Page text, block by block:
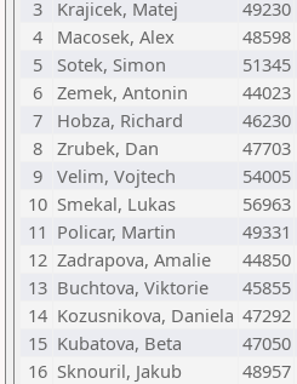
3
Krajicek, Matej 49230
4
Macosek, Alex 48598
5
Sotek, Simon 51345
6
Zemek, Antonin 44023
7
Hobza, Richard 46230
8
Zrubek, Dan 47703
9
Velim, Vojtech 54005
10 Smekal, Lukas 56963
11 Policar, Martin 49331
12 Zadrapova, Amalie 44850
13 Buchtova, Viktorie 45855
14 Kozusnikova, Daniela 47292
15 Kubatova, Beta 47050
16 Sknouril, Jakub 48957